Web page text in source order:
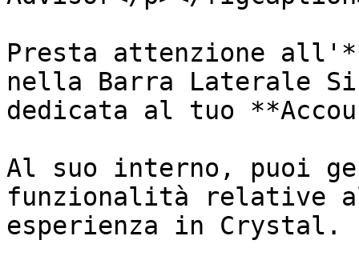
Presta attenzione
nella Barra Laterale
dedicata al tuo
Al suo interno, puoi
funzionalità relative
esperienza in Crystal.